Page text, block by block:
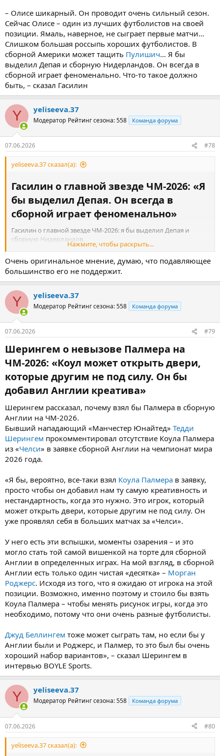
– Олисе шикарный. Он проводит очень сильный сезон.
Сейчас Олисе – один из лучших футболистов на своей
позиции. Ямаль, наверное, не сыграет первые матчи…
Слишком большая россыпь хороших футболистов. В
сборной Америки может тащить Пулишич… Я бы
выделил Депая и сборную Нидерландов. Он всегда в
сборной играет феноменально. Что‑то такое должно
быть, – сказал Гасилин
Y yeliseeva.37
Модератор Рейтинг сезона: 558 Команда форума
07.06.2026 #78
yeliseeva.37 сказал(а):
Гасилин о главной звезде ЧМ-2026: «Я
бы выделил Депая. Он всегда в
сборной играет феноменально»​
Гасилин о главной звезде ЧМ-2026: я бы выделил Депая и
сборную Нидерландов.
Руководитель «Банки» и экс-форвард «Зенита
может стать главной звездой чемпионата мира-2026.
– Кто станет главной звездой предстоящего чемпионате мира?
Многие говорят о Майкле Олисе
– Олисе шикарный. Он проводит очень сильный сезон. Сейчас
Олисе – один из лучших футболистов на своей позиции. Ямаль,
наверное, не сыграет первые матчи… Слишком большая
россыпь хороших футболистов. В сборной Америки может
тащитьПулишич… Я бы выделил Депая и сборную
Нидерландов. Он всегда в сборной играет феноменально.
Что‑то такое должно быть, – сказал Гасилин
Нажмите, чтобы раскрыть...
Очень оригинальное мнение, думаю, что подавляющее
большинство его не поддержит.
Y yeliseeva.37
Модератор Рейтинг сезона: 558 Команда форума
07.06.2026 #79
Шерингем о невызове Палмера на
ЧМ-2026: «Коул может открыть двери,
которые другим не под силу. Он бы
добавил Англии креатива»​
Шерингем рассказал, почему взял бы Палмера в сборную
Англии на ЧМ-2026.
Бывший нападающий «Манчестер Юнайтед» Тедди
Шерингем прокомментировал отсутствие Коула Палмера
из «Челси» в заявке сборной Англии на чемпионат мира
2026 года.
«Я бы, вероятно, все-таки взял Коула Палмера в заявку,
просто чтобы он добавил нам ту самую креативность и
нестандартность, когда это нужно. Это игрок, который
может открыть двери, которые другим не под силу. Он
уже проявлял себя в больших матчах за «Челси».
У него есть эти вспышки, моменты озарения – и это
могло стать той самой вишенкой на торте для сборной
Англии в определенных играх. На мой взгляд, в сборной
Англии есть только один чистая «десятка» – Морган
Роджерс. Исходя из того, что я ожидаю от игрока на этой
позиции. Возможно, именно поэтому и стоило бы взять
Коула Палмера – чтобы менять рисунок игры, когда это
необходимо, потому что они очень разные футболисты.
Джуд Беллингем тоже может сыграть там, но если бы у
Англии были и Роджерс, и Палмер, то это был бы очень
хороший набор вариантов», – сказал Шерингем в
интервью BOYLE Sports.
Y yeliseeva.37
Модератор Рейтинг сезона: 558 Команда форума
07.06.2026 #80
yeliseeva.37 сказал(а):